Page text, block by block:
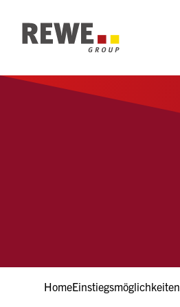
Zur Hauptnavigation
Zum Hauptinhalt
HomeEinstiegsmöglichkeiten